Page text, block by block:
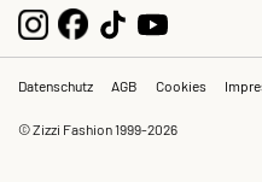
Datenschutz AGB Cookies
© Zizzi Fashion 1999-2026